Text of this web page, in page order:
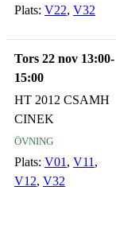
Plats: V22, V32
Tors 22 nov 13:00-
15:00
HT 2012 CSAMH
CINEK
övning
Plats: V01 , V11 ,
V12, V32